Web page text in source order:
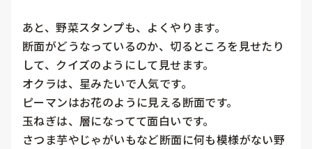
あと、野菜スタンプも、よくやります。
断面がどうなっているのか、切るところを見せたり
して、クイズのようにして見せます。
オクラは、星みたいで人気です。
ピーマンはお花のように見える断面です。
玉ねぎは、層になってて面白いです。
さつま芋やじゃがいもなど断面に何も模様がない野